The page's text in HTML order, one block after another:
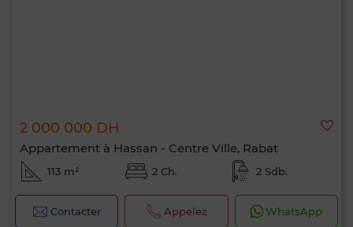
2 000 000 DH
Appartement à Hassan - Centre Ville, Rabat
113 m² 2 Ch. 2 Sdb.
Contacter Appelez WhatsApp